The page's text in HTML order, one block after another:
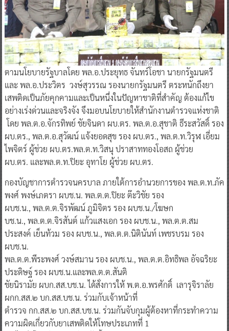
​ตามนโยบายรัฐบาลโดย พล.อ.ประยุทธ จันทร์โอชา นายกรัฐมนตรี
และ พล.อ.ประวิตร วงษ์สุวรรณ รองนายกรัฐมนตรี ตระหนักถึงยา
เสพติดเป็นภัยคุกคามและเป็นหนึ่งในปัญหาชาติที่สำคัญ ต้องแก้ไข
อย่างเร่งด่วนและจริงจัง จึงมอบนโยบายให้สำนักงานตำรวจแห่งชาติ
โดย พล.ต.อ.จักรทิพย์ ชัยจินดา ผบ.ตร. พล.ต.อ.สุชาติ ธีระสวัสดิ์ รอง
ผบ.ตร., พล.ต.อ.สุวัฒน์ แจ้งยอดสุข รอง ผบ.ตร., พล.ต.ท.วิรุฬ เอี่ยม
ไพจิตร์ ผู้ช่วย ผบ.ตร.พล.ต.ท.วิสนุ ปราสาททองโอสถ ผู้ช่วย
ผบ.ตร. และพล.ต.ท.ปิยะ อุทาโย ผู้ช่วย ผบ.ตร.
​กองบัญชาการตำรวจนครบาล ภายใต้การอำนวยการของ พล.ต.ท.ภัค
พงศ์ พงษ์เภตรา ผบช.น. พล.ต.ต.ปิยะ ต๊ะวิชัย รอง
ผบช.น., พล.ต.ต.จิรพัฒน์ ภูมิจิตร รอง ผบช.น./โฆษก
บช.น., พล.ต.ต.จิรสันต์ แก้วแสงเอก รอง ผบช.น., พล.ต.ต.สม
ประสงค์ เย็นท้วม รอง ผบช.น., พล.ต.ต.นิตินันท์ เพชรบรม รอง
ผบช.น.
พล.ต.ต.พีระพงศ์ วงษ์สมาน รอง ผบช.น., พล.ต.ต.อิทธิพล อัจฉริยะ
ประดิษฐ์ รอง ผบช.น.และพล.ต.ต.สันติ
ชัยนิรามัย ผบก.สส.บช.น. ได้สั่งการให้ พ.ต.อ.พรศักดิ์ เลารุจิราลัย
ผกก.สส.๒ บก.สส.บช.น. ร่วมกับเจ้าหน้าที่
ตำรวจ กก.สส.๒ บก.สส.บช.น. ร่วมกันจับกุมผู้ต้องหาที่กระทำความ
ความผิดเกี่ยวกับยาเสพติดให้โทษประเภทที่ 1